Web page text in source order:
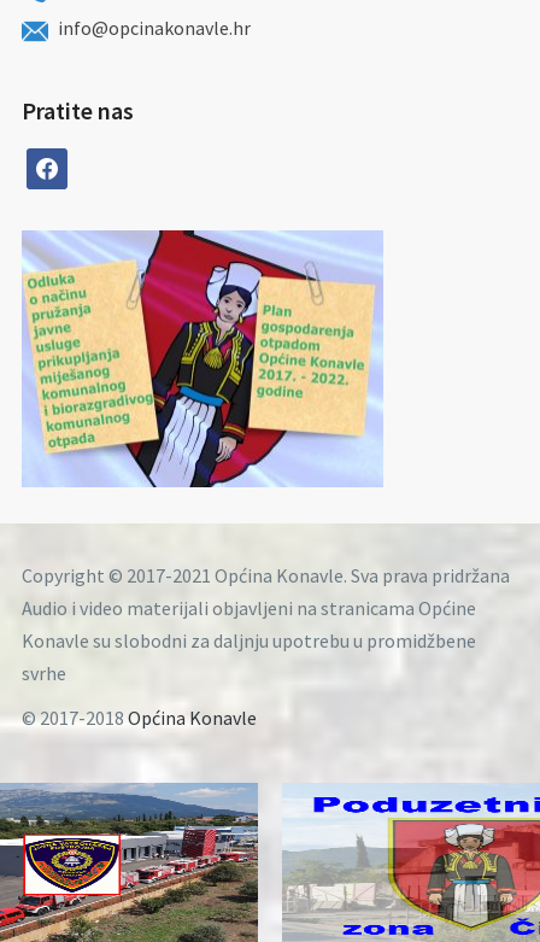
info@opcinakonavle.hr
Pratite nas
facebook
Copyright © 2017-2021 Općina Konavle. Sva prava pridržana
Audio i video materijali objavljeni na stranicama Općine
Konavle su slobodni za daljnju upotrebu u promidžbene
svrhe
© 2017-2018 Općina Konavle